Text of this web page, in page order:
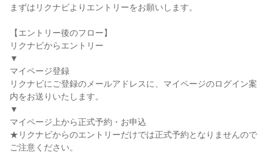
まずはリクナビよりエントリーをお願いします。
【エントリー後のフロー】
リクナビからエントリー
▼
マイページ登録
リクナビにご登録のメールアドレスに、マイページのログイン案
内をお送りいたします。
▼
マイページ上から正式予約・お申込
★リクナビからのエントリーだけでは正式予約となりませんので
ご注意ください。